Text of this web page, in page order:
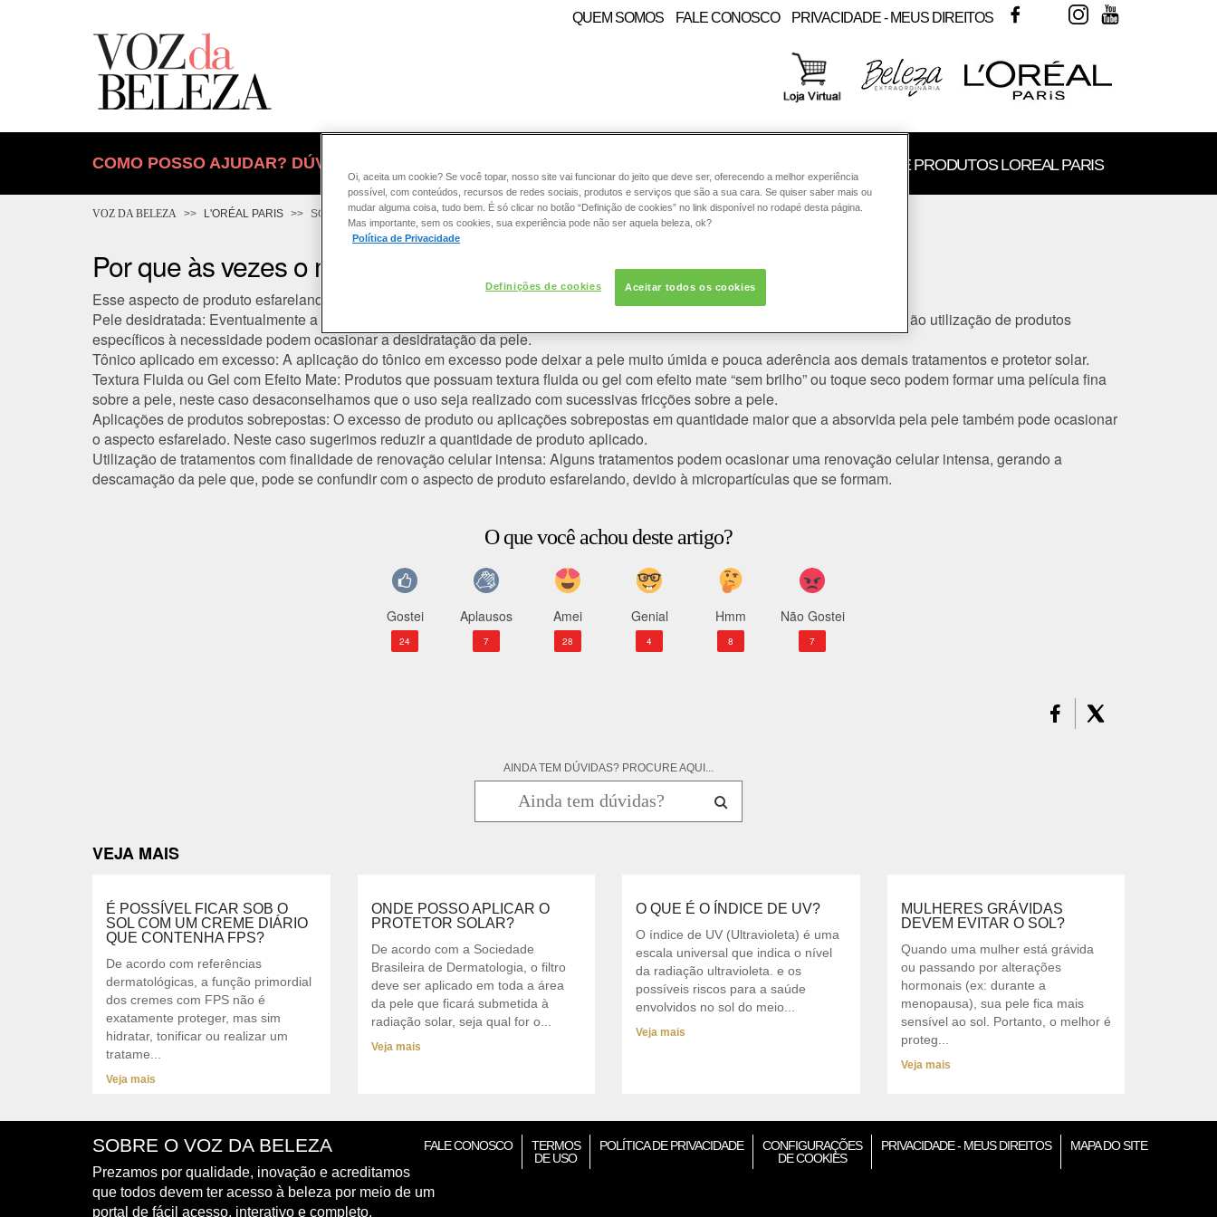
QUEM SOMOS FALE CONOSCO PRIVACIDADE - MEUS DIREITOS FACEBOOKTWITTERINSTAGRAM
COMO POSSO AJUDAR? DÚVIDAS SOBRE: CONSULTORIA DE PRODUTOS LOREAL PARIS
VOZ DA BELEZA L'ORÉAL PARIS SOLAR
Por que às vezes o meu protetor solar parece esfarelar na pele?
Esse aspecto de produto esfarelando pode estar associado a alguns fatores:
Pele desidratada: Eventualmente a mudança de estação, hábitos alimentares, intervenções / tratamentos dermatológicos ou a não utilização de produtos
específicos à necessidade podem ocasionar a desidratação da pele.
Tônico aplicado em excesso: A aplicação do tônico em excesso pode deixar a pele muito úmida e pouca aderência aos demais tratamentos e protetor solar.
Textura Fluida ou Gel com Efeito Mate: Produtos que possuam textura fluida ou gel com efeito mate “sem brilho” ou toque seco podem formar uma película fina
sobre a pele, neste caso desaconselhamos que o uso seja realizado com sucessivas fricções sobre a pele.
Aplicações de produtos sobrepostas: O excesso de produto ou aplicações sobrepostas em quantidade maior que a absorvida pela pele também pode ocasionar
o aspecto esfarelado. Neste caso sugerimos reduzir a quantidade de produto aplicado.
Utilização de tratamentos com finalidade de renovação celular intensa: Alguns tratamentos podem ocasionar uma renovação celular intensa, gerando a
descamação da pele que, pode se confundir com o aspecto de produto esfarelando, devido à micropartículas que se formam.
O que você achou deste artigo?
Gostei
24
Aplausos
7
Amei
28
Genial
4
Hmm
8
Não Gostei
7
AINDA TEM DÚVIDAS? PROCURE AQUI...
VEJA MAIS
É POSSÍVEL FICAR SOB O
SOL COM UM CREME DIÁRIO
QUE CONTENHA FPS?
De acordo com referências
dermatológicas, a função primordial
dos cremes com FPS não é
exatamente proteger, mas sim
hidratar, tonificar ou realizar um
tratame...
Veja mais
ONDE POSSO APLICAR O
PROTETOR SOLAR?
De acordo com a Sociedade
Brasileira de Dermatologia, o filtro
deve ser aplicado em toda a área
da pele que ficará submetida à
radiação solar, seja qual for o...
Veja mais
O QUE É O ÍNDICE DE UV?
O índice de UV (Ultravioleta) é uma
escala universal que indica o nível
da radiação ultravioleta. e os
possíveis riscos para a saúde
envolvidos no sol do meio...
Veja mais
MULHERES GRÁVIDAS
DEVEM EVITAR O SOL?
Quando uma mulher está grávida
ou passando por alterações
hormonais (ex: durante a
menopausa), sua pele fica mais
sensível ao sol. Portanto, o melhor é
proteg...
Veja mais
SOBRE O VOZ DA BELEZA
Prezamos por qualidade, inovação e acreditamos
que todos devem ter acesso à beleza por meio de um
portal de fácil acesso, interativo e completo.
FALE CONOSCO
TERMOS
DE USO
POLÍTICA DE PRIVACIDADE
CONFIGURAÇÕES
DE COOKIES
PRIVACIDADE - MEUS DIREITOS MAPA DO SITE
Oi, aceita um cookie? Se você topar, nosso site vai funcionar do jeito que deve ser, oferecendo a melhor experiência
possível, com conteúdos, recursos de redes sociais, produtos e serviços que são a sua cara. Se quiser saber mais ou
mudar alguma coisa, tudo bem. É só clicar no botão “Definição de cookies” no link disponível no rodapé desta página.
Mas importante, sem os cookies, sua experiência pode não ser aquela beleza, ok?
Política de Privacidade
Definições de cookies Aceitar todos os cookies